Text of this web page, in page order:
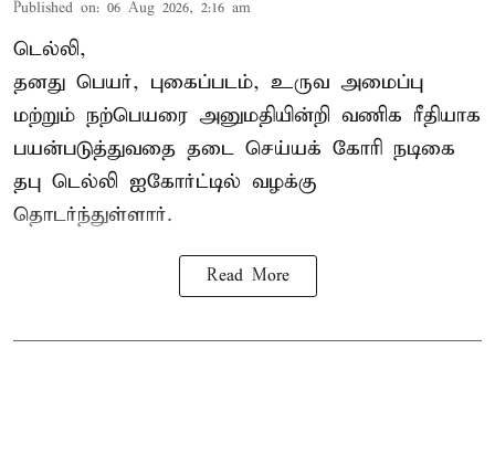
Published on: 06 Aug 2026, 2:16 am
டெல்லி,
தனது பெயர், புகைப்படம், உருவ அமைப்பு
மற்றும் நற்பெயரை அனுமதியின்றி வணிக ரீதியாக
பயன்படுத்துவதை தடை செய்யக் கோரி நடிகை
தபு டெல்லி ஐகோர்ட்டில் வழக்கு
தொடர்ந்துள்ளார்.
Read More